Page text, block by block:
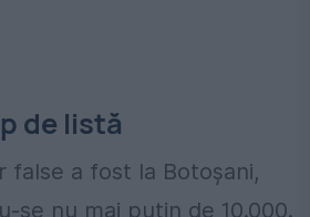
de listă
false a fost la Botoșani,
se nu mai puțin de 10.000.